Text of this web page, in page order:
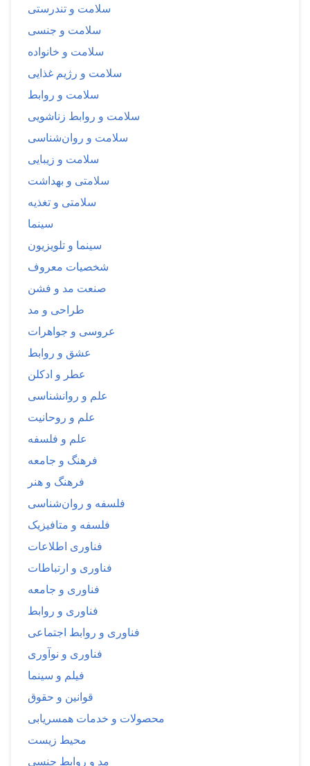
سلامت و تندرستی
سلامت و جنسی
سلامت و خانواده
سلامت و رژیم غذایی
سلامت و روابط
سلامت و روابط زناشویی
سلامت و روان‌شناسی
سلامت و زیبایی
سلامتی و بهداشت
سلامتی و تغذیه
سینما
سینما و تلویزیون
شخصیات معروف
صنعت مد و فشن
طراحی و مد
عروسی و جواهرات
عشق و روابط
عطر و ادکلن
علم و روانشناسی
علم و روحانیت
علم و فلسفه
فرهنگ و جامعه
فرهنگ و هنر
فلسفه و روان‌شناسی
فلسفه و متافیزیک
فناوری اطلاعات
فناوری و ارتباطات
فناوری و جامعه
فناوری و روابط
فناوری و روابط اجتماعی
فناوری و نوآوری
فیلم و سینما
قوانین و حقوق
محصولات و خدمات همسریابی
محیط زیست
مد و روابط جنسی